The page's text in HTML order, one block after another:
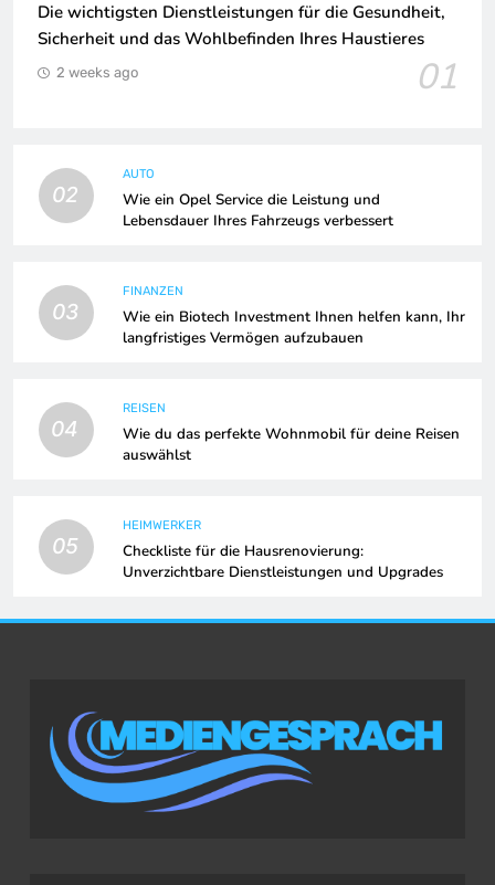
Die wichtigsten Dienstleistungen für die Gesundheit,
Sicherheit und das Wohlbefinden Ihres Haustieres
01
2 weeks ago
02
AUTO
Wie ein Opel Service die Leistung und
Lebensdauer Ihres Fahrzeugs verbessert
03
FINANZEN
Wie ein Biotech Investment Ihnen helfen kann, Ihr
langfristiges Vermögen aufzubauen
04
REISEN
Wie du das perfekte Wohnmobil für deine Reisen
auswählst
05
HEIMWERKER
Checkliste für die Hausrenovierung:
Unverzichtbare Dienstleistungen und Upgrades